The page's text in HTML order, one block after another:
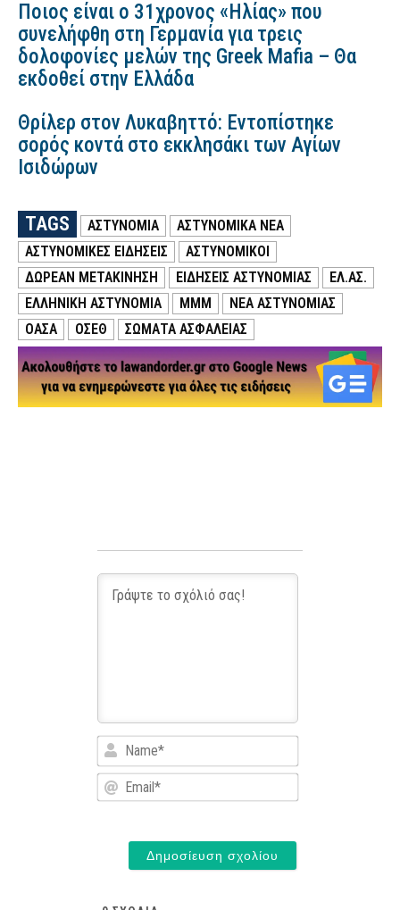
Ποιος είναι ο 31χρονος «Ηλίας» που
συνελήφθη στη Γερμανία για τρεις
δολοφονίες μελών της Greek Mafia – Θα
εκδοθεί στην Ελλάδα
Θρίλερ στον Λυκαβηττό: Εντοπίστηκε
σορός κοντά στο εκκλησάκι των Αγίων
Ισιδώρων
TAGS ΑΣΤΥΝΟΜΙΑ
ΑΣΤΥΝΟΜΙΚΑ ΝΕΑ
ΑΣΤΥΝΟΜΙΚΕΣ ΕΙΔΗΣΕΙΣ
ΑΣΤΥΝΟΜΙΚΟΙ
ΔΩΡΕΆΝ ΜΕΤΑΚΊΝΗΣΗ
ΕΙΔΗΣΕΙΣ ΑΣΤΥΝΟΜΙΑΣ
ΕΛ.ΑΣ.
ΕΛΛΗΝΙΚΗ ΑΣΤΥΝΟΜΙΑ
ΜΜΜ
ΝΕΑ ΑΣΤΥΝΟΜΙΑΣ
ΟΑΣΑ
ΟΣΕΘ ΣΩΜΑΤΑ ΑΣΦΑΛΕΙΑΣ
Name*
Email*